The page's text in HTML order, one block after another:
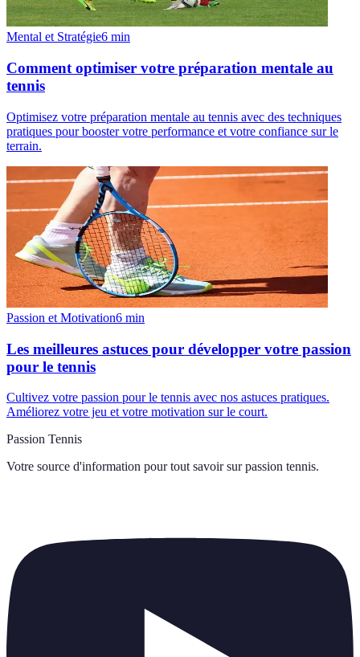
Mental et Stratégie6 min
Comment optimiser votre préparation mentale au
tennis
Optimisez votre préparation mentale au tennis avec des techniques
pratiques pour booster votre performance et votre confiance sur le
terrain.
Passion et Motivation6 min
Les meilleures astuces pour développer votre passion
pour le tennis
Cultivez votre passion pour le tennis avec nos astuces pratiques.
Améliorez votre jeu et votre motivation sur le court.
Passion Tennis
Votre source d'information pour tout savoir sur passion tennis.